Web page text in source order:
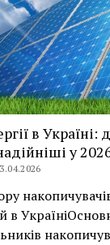
в Україні:
у
в